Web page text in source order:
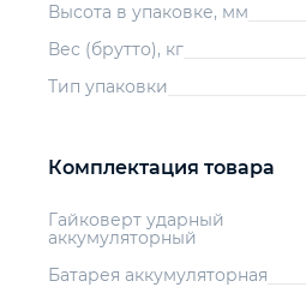
Высота в упаковке, мм
Вес (брутто), кг
Тип упаковки
Комплектация товара
Гайковерт ударный
аккумуляторный
Батарея аккумуляторная